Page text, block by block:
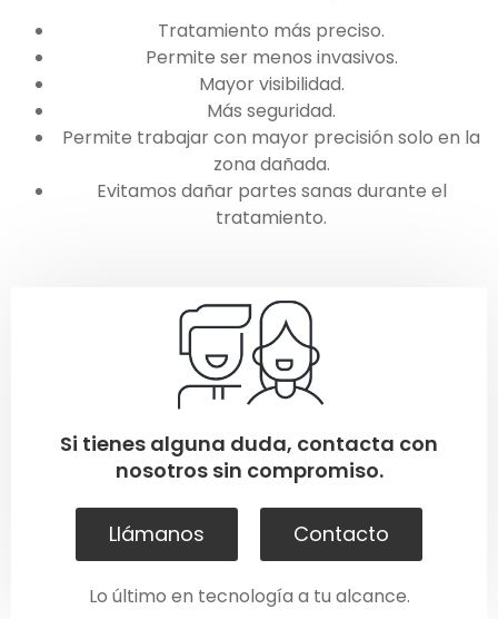
Tratamiento más preciso.
Permite ser menos invasivos.
Mayor visibilidad.
Más seguridad.
Permite trabajar con mayor precisión solo en la
zona dañada.
Evitamos dañar partes sanas durante el
tratamiento.
Si tienes alguna duda, contacta con
nosotros sin compromiso.
Llámanos Contacto
Lo último en tecnología a tu alcance.